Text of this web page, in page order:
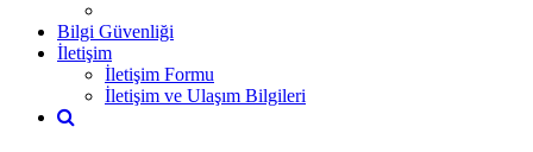
Bilgi Güvenliği
İletişim
İletişim Formu
İletişim ve Ulaşım Bilgileri